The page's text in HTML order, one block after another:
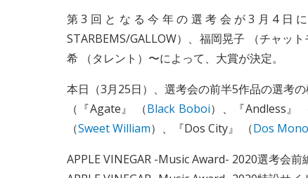
第3回となる今年の選考会が3月4日
STARBEMS/GALLOW）、福岡晃子 （チャッ
希 （タレント）〜によって、大賞が決定。
本日（3月25日）、選考会の前半5作品の選考
（『Agate』 （Black Boboi）、『Andless』
（Sweet William）、『Dos City』 （Dos
APPLE VINEGAR -Music Award- 2020選考会前